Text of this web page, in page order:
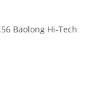
Baolong Hi-Tech